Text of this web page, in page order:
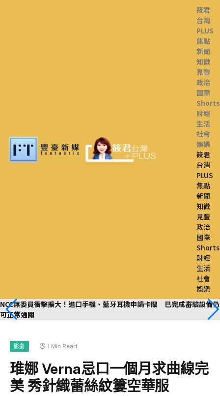
筱君
台灣
PLUS
焦點
新聞
知微
見豐
政治
國際
Shorts
財經
生活
社會
娛樂
筱君
台灣
PLUS
焦點
新聞
知微
見豐
政治
國際
Shorts
財經
生活
社會
娛樂
NCC無委員衝擊擴大！進口手機、藍牙耳機申請卡關 已完成審驗設備仍
可正常通關
影劇 1 Min Read
琟娜 Verna忌口一個月求曲線完
美 秀針織蕾絲紋簍空華服